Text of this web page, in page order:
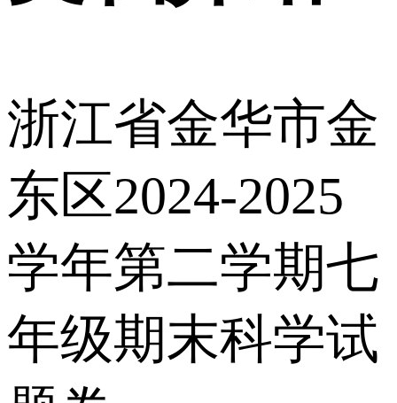
浙江省金华市金
东区2024-2025
学年第二学期七
年级期末科学试